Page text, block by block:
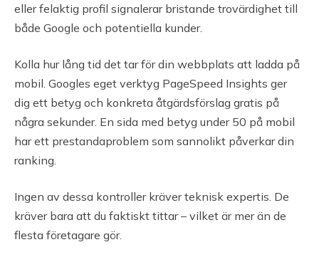
eller felaktig profil signalerar bristande trovärdighet till
både Google och potentiella kunder.
Kolla hur lång tid det tar för din webbplats att ladda på
mobil. Googles eget verktyg PageSpeed Insights ger
dig ett betyg och konkreta åtgärdsförslag gratis på
några sekunder. En sida med betyg under 50 på mobil
har ett prestandaproblem som sannolikt påverkar din
ranking.
Ingen av dessa kontroller kräver teknisk expertis. De
kräver bara att du faktiskt tittar – vilket är mer än de
flesta företagare gör.